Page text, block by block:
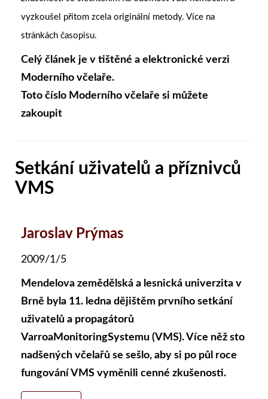
vyzkoušel přitom zcela originální metody. Více na
stránkách časopisu.
Celý článek je v tištěné a elektronické verzi
Moderního včelaře.
Toto číslo Moderního včelaře si můžete
zakoupit
Setkání uživatelů a příznivců
VMS
Jaroslav Prýmas
2009/1/5
Mendelova zemědělská a lesnická univerzita v
Brně byla 11. ledna dějištěm prvního setkání
uživatelů a propagátorů
VarroaMonitoringSystemu (VMS). Více něž sto
nadšených včelařů se sešlo, aby si po půl roce
fungování VMS vyměnili cenné zkušenosti.